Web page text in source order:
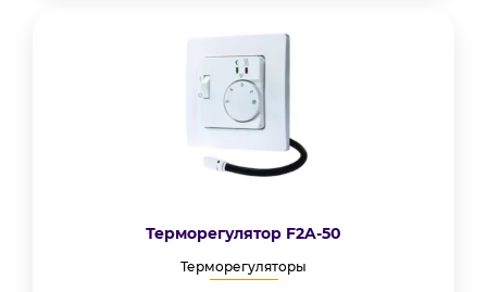
Терморегулятор F2A-50
Терморегуляторы